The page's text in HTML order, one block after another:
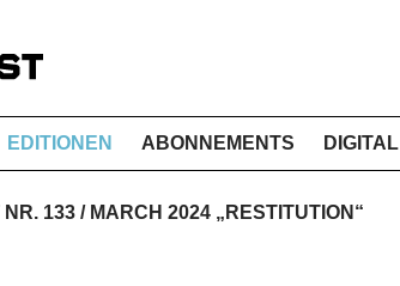
EDITIONEN ABONNEMENTS DIGITAL
NR. 133 / MARCH 2024 „RESTITUTION“